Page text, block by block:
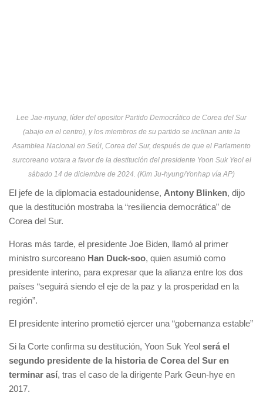
Lee Jae-myung, líder del opositor Partido Democrático de Corea del Sur
(abajo en el centro), y los miembros de su partido se inclinan ante la
Asamblea Nacional en Seúl, Corea del Sur, después de que el Parlamento
surcoreano votara a favor de la destitución del presidente Yoon Suk Yeol el
sábado 14 de diciembre de 2024. (Kim Ju-hyung/Yonhap vía AP)
El jefe de la diplomacia estadounidense, Antony Blinken, dijo
que la destitución mostraba la “resiliencia democrática” de
Corea del Sur.
Horas más tarde, el presidente Joe Biden, llamó al primer
ministro surcoreano Han Duck-soo, quien asumió como
presidente interino, para expresar que la alianza entre los dos
países “seguirá siendo el eje de la paz y la prosperidad en la
región”.
El presidente interino prometió ejercer una “gobernanza estable”
Si la Corte confirma su destitución, Yoon Suk Yeol será el
segundo presidente de la historia de Corea del Sur en
terminar así, tras el caso de la dirigente Park Geun-hye en
2017.